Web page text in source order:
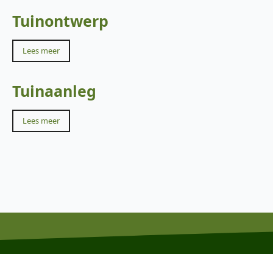
Tuinontwerp
Lees meer
Tuinaanleg
Lees meer